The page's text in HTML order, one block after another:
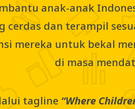
anak-anak
cerdas dan terampil
mereka untuk bekal
di masa
tagline “Where